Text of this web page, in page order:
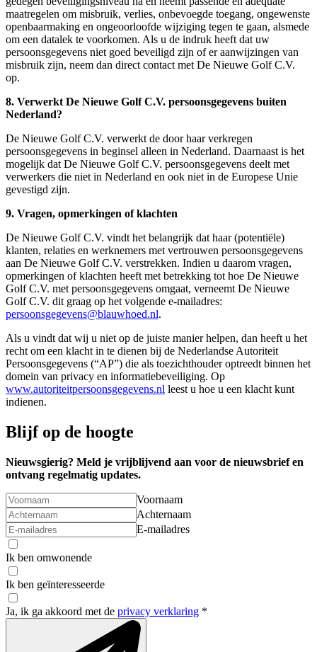
maatregelen om misbruik, verlies, onbevoegde toegang, ongewenste
openbaarmaking en ongeoorloofde wijziging tegen te gaan, alsmede
om een datalek te voorkomen. Als u de indruk heeft dat uw
persoonsgegevens niet goed beveiligd zijn of er aanwijzingen van
misbruik zijn, neem dan direct contact met De Nieuwe Golf C.V.
op.
8. Verwerkt De Nieuwe Golf C.V. persoonsgegevens buiten
Nederland?
De Nieuwe Golf C.V. verwerkt de door haar verkregen
persoonsgegevens in beginsel alleen in Nederland. Daarnaast is het
mogelijk dat De Nieuwe Golf C.V. persoonsgegevens deelt met
verwerkers die niet in Nederland en ook niet in de Europese Unie
gevestigd zijn.
9. Vragen, opmerkingen of klachten
De Nieuwe Golf C.V. vindt het belangrijk dat haar (potentiële)
klanten, relaties en werknemers met vertrouwen persoonsgegevens
aan De Nieuwe Golf C.V. verstrekken. Indien u daarom vragen,
opmerkingen of klachten heeft met betrekking tot hoe De Nieuwe
Golf C.V. met persoonsgegevens omgaat, verneemt De Nieuwe
Golf C.V. dit graag op het volgende e-mailadres:
persoonsgegevens@blauwhoed.nl.
Als u vindt dat wij u niet op de juiste manier helpen, dan heeft u het
recht om een klacht in te dienen bij de Nederlandse Autoriteit
Persoonsgegevens (“AP”) die als toezichthouder optreedt binnen het
domein van privacy en informatiebeveiliging. Op
www.autoriteitpersoonsgegevens.nl leest u hoe u een klacht kunt
indienen.
Blijf op de hoogte
Nieuwsgierig? Meld je vrijblijvend aan voor de nieuwsbrief en
ontvang regelmatig updates.
Voornaam
Achternaam
E-mailadres
Ik ben omwonende
Ik ben geïnteresseerde
Ja, ik ga akkoord met de privacy verklaring *